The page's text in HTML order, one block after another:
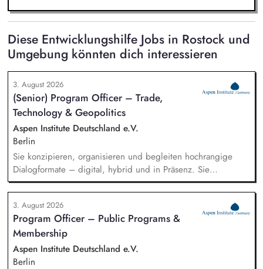
Diese Entwicklungshilfe Jobs in Rostock und
Umgebung könnten dich interessieren
3. August 2026
(Senior) Program Officer – Trade,
Technology & Geopolitics
Aspen Institute Deutschland e.V.
Berlin
Sie konzipieren, organisieren und begleiten hochrangige
Dialogformate – digital, hybrid und in Präsenz. Sie
identifizieren aktuelle Entwicklungen in den Bereichen
Handel, Technologie, Geopolitik und wirtschaftliche
Sicherheit und bereiten diese für Veranstaltungen,
Hintergrundgespräche, Publikationen und politische
Diskussionen auf. Sie identifizieren und gewinnen
Referent*innen sowie Diskussionspartner aus Politik,
Wirtschaft, Wissenschaft und Zivilgesellschaft.
3. August 2026
Program Officer – Public Programs &
Membership
Aspen Institute Deutschland e.V.
Berlin